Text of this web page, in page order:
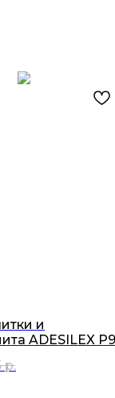
и
ADESILEX P9
р.